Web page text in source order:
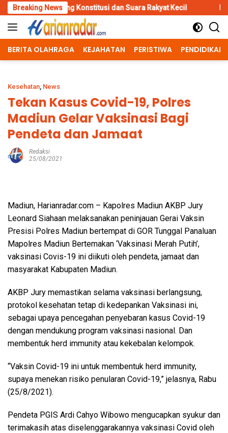
Skip
to
content
Breaking News
Konstitusi dan Suara Rakyat Kecil Inovasi Srikandi Care,
BERITA OLAHRAGA KEJAHATAN PERISTIWA PENDIDIKAN
Kesehatan, News
Tekan Kasus Covid-19, Polres
Madiun Gelar Vaksinasi Bagi
Pendeta dan Jamaat
Redaksi
25/08/2021
Madiun, Harianradar.com – Kapolres Madiun AKBP Jury
Leonard Siahaan melaksanakan peninjauan Gerai Vaksin
Presisi Polres Madiun bertempat di GOR Tunggal Panaluan
Mapolres Madiun Bertemakan ‘Vaksinasi Merah Putih’,
vaksinasi Covis-19 ini diikuti oleh pendeta, jamaat dan
masyarakat Kabupaten Madiun.
AKBP Jury memastikan selama vaksinasi berlangsung,
protokol kesehatan tetap di kedepankan Vaksinasi ini,
sebagai upaya pencegahan penyebaran kasus Covid-19
dengan mendukung program vaksinasi nasional. Dan
membentuk herd immunity atau kekebalan kelompok.
“Vaksin Covid-19 ini untuk membentuk herd immunity,
supaya menekan risiko penularan Covid-19,” jelasnya, Rabu
(25/8/2021).
Pendeta PGIS Ardi Cahyo Wibowo mengucapkan syukur dan
terimakasih atas diselenggarakannya vaksinasi Covid oleh